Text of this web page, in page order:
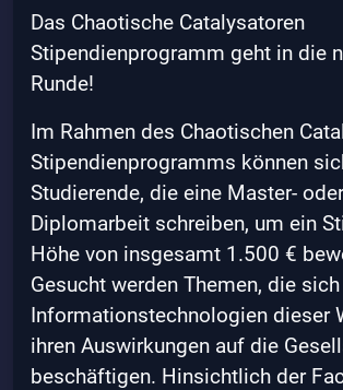
Das Chaotische Catalysatoren
Stipendienprogramm geht in die
Runde!
Im Rahmen des Chaotischen
Stipendienprogramms können
Studierende, die eine Master- oder
Diplomarbeit schreiben, um ein
Höhe von insgesamt 1.500 €
Gesucht werden Themen, die
Informationstechnologien dieser
ihren Auswirkungen auf die
beschäftigen. Hinsichtlich der